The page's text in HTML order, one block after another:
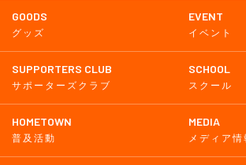
GOODS
グッズ
EVENT
イベント
SUPPORTERS CLUB
サポーターズクラブ
SCHOOL
スクール
HOMETOWN
普及活動
MEDIA
メディア情